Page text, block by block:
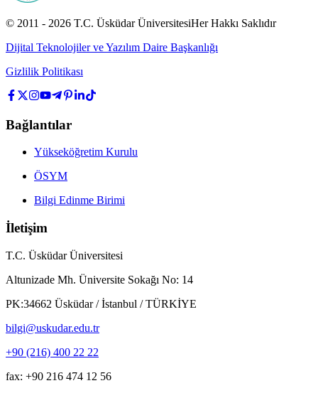
© 2011 - 2026 T.C. Üsküdar ÜniversitesiHer Hakkı Saklıdır
Dijital Teknolojiler ve Yazılım Daire Başkanlığı
Gizlilik Politikası
Bağlantılar
Yükseköğretim Kurulu
ÖSYM
Bilgi Edinme Birimi
İletişim
T.C. Üsküdar Üniversitesi
Altunizade Mh. Üniversite Sokağı No: 14
PK:34662 Üsküdar / İstanbul / TÜRKİYE
bilgi@uskudar.edu.tr
+90 (216) 400 22 22
fax: +90 216 474 12 56